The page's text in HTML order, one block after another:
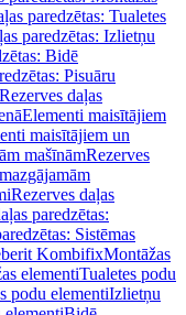
paredzētas: Tualetes
paredzētas: Izlietņu
Bidē
Pisuāru
Rezerves daļas
Elementi maisītājiem
maisītājiem un
mašīnāmRezerves
Rezerves daļas
paredzētas:
Sistēmas
KombifixMontāžas
elementiTualetes podu
podu elementiIzlietņu